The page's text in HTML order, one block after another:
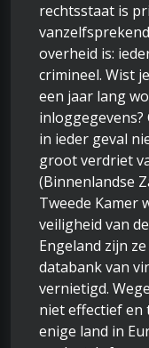
rechtsstaat is
overheid is:
crimineel. Wist
een jaar lang
in ieder geval
groot verdriet
(Binnenlandse
Tweede Kamer
veiligheid van
Engeland zijn
databank van
vernietigd.
niet effectief en
enige land in